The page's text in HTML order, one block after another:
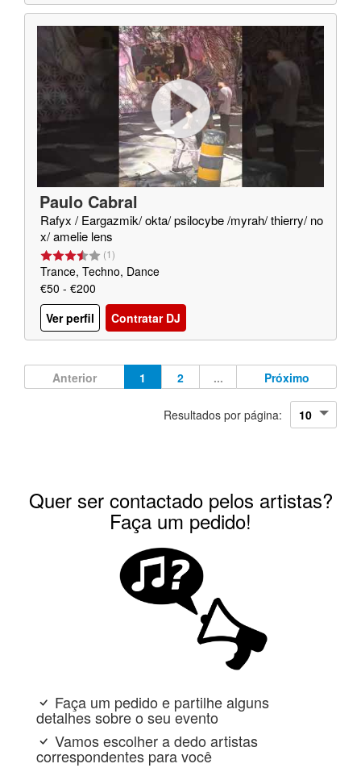
Paulo Cabral
Rafyx / Eargazmik/ okta/ psilocybe /myrah/ thierry/ no
x/ amelie lens
(1)
Trance, Techno, Dance
€50 - €200
Ver perfil
Contratar DJ
Anterior 1 2 ... Próximo
Resultados por página:
Quer ser contactado pelos artistas?
Faça um pedido!
Faça um pedido e partilhe alguns
detalhes sobre o seu evento
Vamos escolher a dedo artistas
correspondentes para você